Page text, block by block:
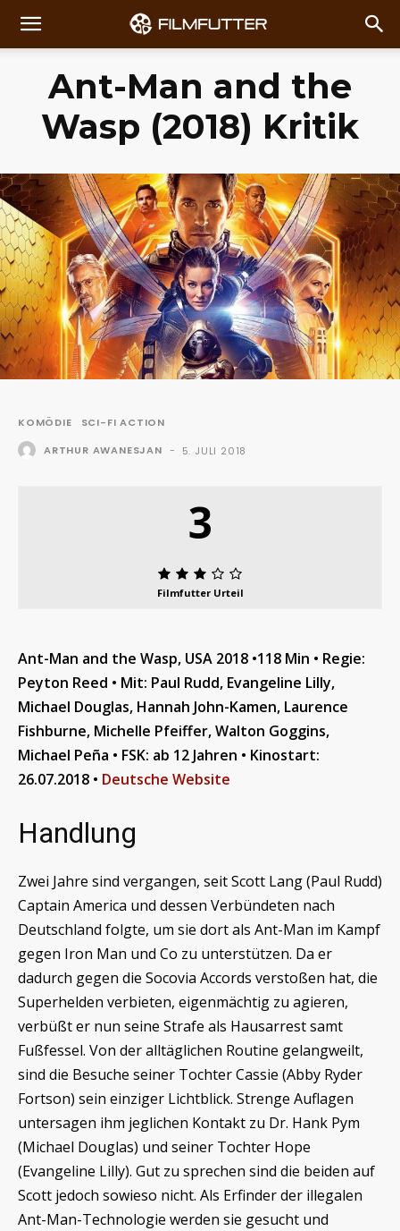
Ant-Man and the
Wasp (2018) Kritik
KOMÖDIE
SCI-FI ACTION
ARTHUR AWANESJAN - 5. JULI 2018
3
Filmfutter Urteil
Ant-Man and the Wasp, USA 2018 •118 Min • Regie:
Peyton Reed • Mit: Paul Rudd, Evangeline Lilly,
Michael Douglas, Hannah John-Kamen, Laurence
Fishburne, Michelle Pfeiffer, Walton Goggins,
Michael Peña • FSK: ab 12 Jahren • Kinostart:
26.07.2018 • Deutsche Website
Handlung
Zwei Jahre sind vergangen, seit Scott Lang (Paul Rudd)
Captain America und dessen Verbündeten nach
Deutschland folgte, um sie dort als Ant-Man im Kampf
gegen Iron Man und Co zu unterstützen. Da er
dadurch gegen die Socovia Accords verstoßen hat, die
Superhelden verbieten, eigenmächtig zu agieren,
verbüßt er nun seine Strafe als Hausarrest samt
Fußfessel. Von der alltäglichen Routine gelangweilt,
sind die Besuche seiner Tochter Cassie (Abby Ryder
Fortson) sein einziger Lichtblick. Strenge Auflagen
untersagen ihm jeglichen Kontakt zu Dr. Hank Pym
(Michael Douglas) und seiner Tochter Hope
(Evangeline Lilly). Gut zu sprechen sind die beiden auf
Scott jedoch sowieso nicht. Als Erfinder der illegalen
Ant-Man-Technologie werden sie gesucht und